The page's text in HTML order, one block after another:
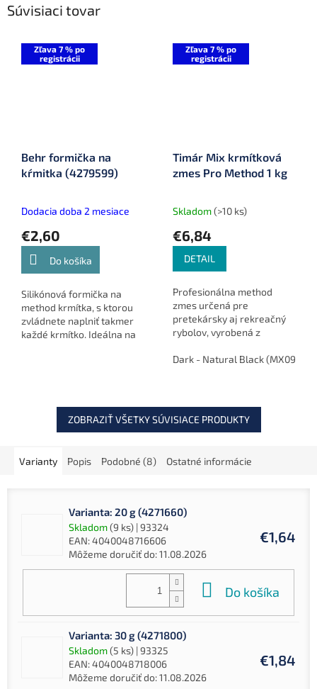
Súvisiaci tovar
Zľava 7 % po
registrácii
Behr formička na
kŕmitka (4279599)
Dodacia doba 2 mesiace
€2,60
Do košíka
Silikónová formička na
method krmítka, s ktorou
zvládnete naplniť takmer
každé krmítko. Ideálna na
Zľava 7 % po
registrácii
Timár Mix krmítková
zmes Pro Method 1 kg
Skladom(>10 ks)
€6,84
DETAIL
Profesionálna method
zmes určená pre
pretekársky aj rekreačný
rybolov, vyrobená z
navrhnutá pre maximálnu
Dark - Natural Black (MX0985)
ZOBRAZIŤ VŠETKY SÚVISIACE PRODUKTY
Varianty Popis Podobné (8) Ostatné informácie
Varianta: 20 g (4271660)
Skladom(9 ks) | 93324
EAN:4040048716606
Môžeme doručiť do:11.08.2026
€1,64
Do košíka
Varianta: 30 g (4271800)
Skladom(5 ks) | 93325
EAN:4040048718006
Môžeme doručiť do:11.08.2026
€1,84